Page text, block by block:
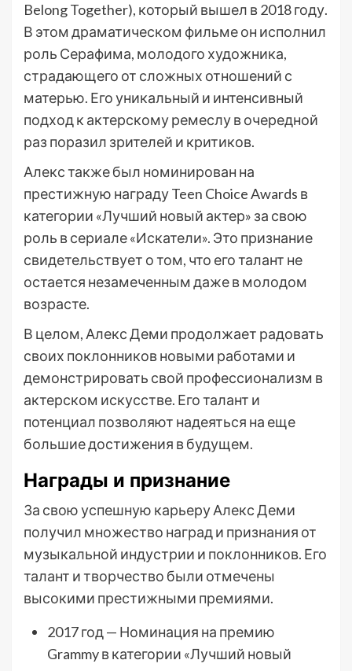
Belong Together), который вышел в 2018 году.
В этом драматическом фильме он исполнил
роль Серафима, молодого художника,
страдающего от сложных отношений с
матерью. Его уникальный и интенсивный
подход к актерскому ремеслу в очередной
раз поразил зрителей и критиков.
Алекс также был номинирован на
престижную награду Teen Choice Awards в
категории «Лучший новый актер» за свою
роль в сериале «Искатели». Это признание
свидетельствует о том, что его талант не
остается незамеченным даже в молодом
возрасте.
В целом, Алекс Деми продолжает радовать
своих поклонников новыми работами и
демонстрировать свой профессионализм в
актерском искусстве. Его талант и
потенциал позволяют надеяться на еще
большие достижения в будущем.
Награды и признание
За свою успешную карьеру Алекс Деми
получил множество наград и признания от
музыкальной индустрии и поклонников. Его
талант и творчество были отмечены
высокими престижными премиями.
2017 год — Номинация на премию
Grammy в категории «Лучший новый